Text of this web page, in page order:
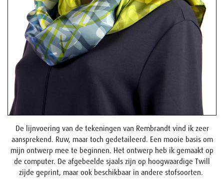
De lijnvoering van de tekeningen van Rembrandt vind ik zeer
aansprekend. Ruw, maar toch gedetaileerd. Een mooie basis om
mijn ontwerp mee te beginnen. Het ontwerp heb ik gemaakt op
de computer. De afgebeelde sjaals zijn op hoogwaardige Twill
zijde geprint, maar ook beschikbaar in andere stofsoorten.